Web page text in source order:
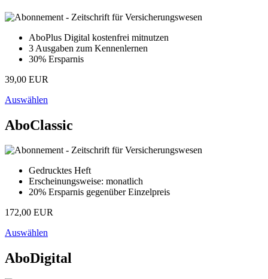
AboPlus Digital kostenfrei mitnutzen
3 Ausgaben zum Kennenlernen
30% Ersparnis
39,00 EUR
Auswählen
AboClassic
Gedrucktes Heft
Erscheinungsweise: monatlich
20% Ersparnis gegenüber Einzelpreis
172,00 EUR
Auswählen
AboDigital